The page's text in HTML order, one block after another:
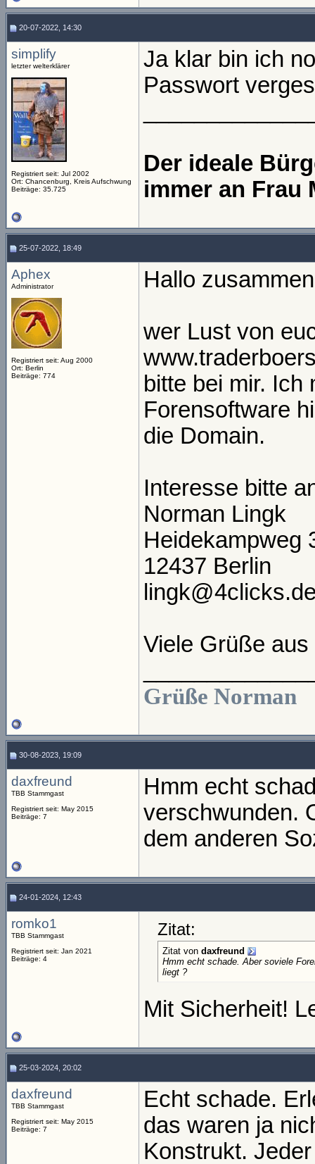
20-07-2022, 14:30
simplify
letzter welterklärer
Registriert seit: Jul 2002
Ort: Chancenburg, Kreis Aufschwung
Beiträge: 35.725
Ja klar bin ich
Passwort
Der ideale
immer an Frau
25-07-2022, 18:49
Aphex
Administrator
Registriert seit: Aug 2000
Ort: Berlin
Beiträge: 774
Hallo
wer Lust von
bitte bei mir. Ich
Forensoftware
die Domain.
Interesse bitte
Norman Lingk
Heidekampweg
12437 Berlin
Viele Grüße aus
Grüße Norman
30-08-2023, 19:09
daxfreund
TBB Stammgast
Registriert seit: May 2015
Beiträge: 7
Hmm echt
verschwunden.
dem anderen
24-01-2024, 12:43
romko1
TBB Stammgast
Registriert seit: Jan 2021
Beiträge: 4
Zitat:
Zitat von daxfreund
Hmm echt schade. Aber soviele
liegt ?
Mit Sicherheit!
25-03-2024, 20:02
daxfreund
TBB Stammgast
Registriert seit: May 2015
Beiträge: 7
Echt schade.
das waren ja
Konstrukt.